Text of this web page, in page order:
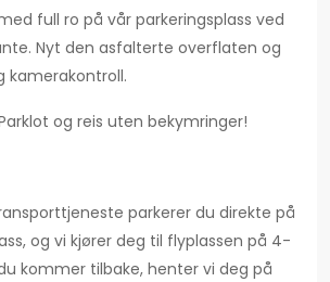
full ro på vår parkeringsplass ved
Nyt den asfalterte overflaten og
kamerakontroll.
og reis uten bekymringer!
parkerer du direkte på
og vi kjører deg til flyplassen på 4-
kommer tilbake, henter vi deg på